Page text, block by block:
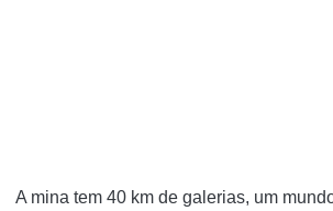
A mina tem 40 km de galerias, um